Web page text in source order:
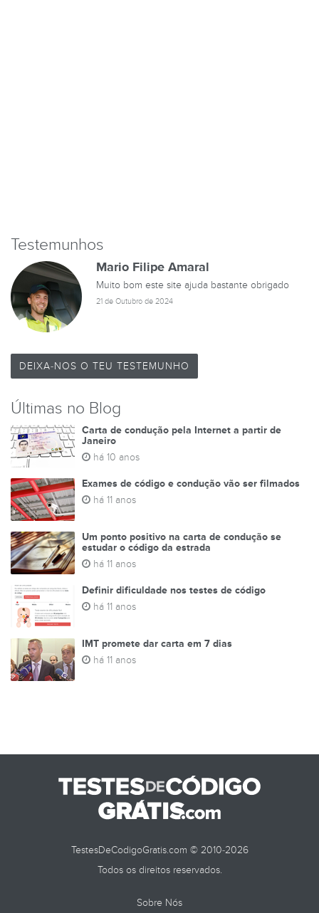
Testemunhos
Mario Filipe Amaral
Muito bom este site ajuda bastante obrigado
21 de Outubro de 2024
DEIXA-NOS O TEU TESTEMUNHO
Últimas no Blog
Carta de condução pela Internet a partir de
Janeiro
há 10 anos
Exames de código e condução vão ser filmados
há 11 anos
Um ponto positivo na carta de condução se
estudar o código da estrada
há 11 anos
Definir dificuldade nos testes de código
há 11 anos
IMT promete dar carta em 7 dias
há 11 anos
TestesDeCodigoGratis.com © 2010-2026
Todos os direitos reservados.
Sobre Nós